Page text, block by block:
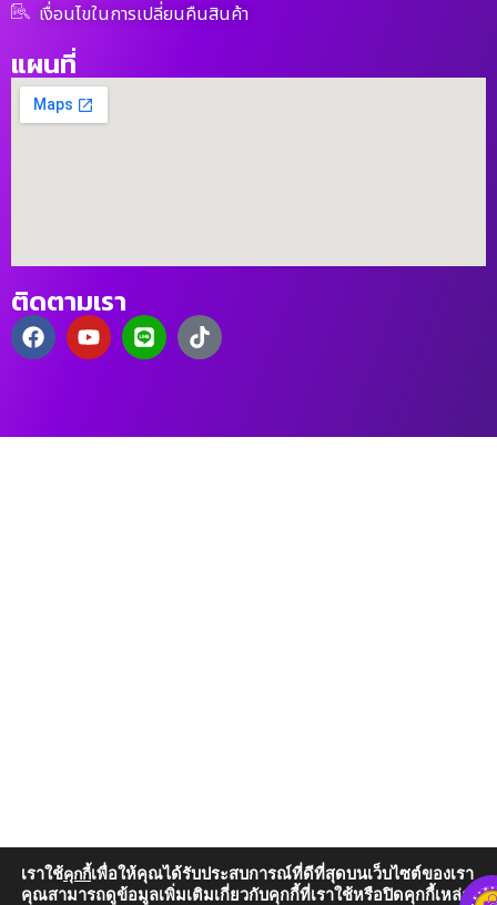
เงื่อนไขในการเปลี่ยนคืนสินค้า
แผนที่
ติดตามเรา
เราใช้คุกกี้เพื่อให้คุณได้รับประสบการณ์ที่ดีที่สุดบนเว็บไซต์ของเรา
คุณสามารถดูข้อมูลเพิ่มเติมเกี่ยวกับคุกกี้ที่เราใช้หรือปิดคุกกี้เหล่านั้น